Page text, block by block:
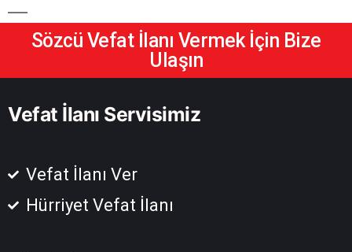
Sözcü Vefat İlanı Vermek İçin Bize
Ulaşın
Vefat İlanı Servisimiz
Vefat İlanı Ver
Hürriyet Vefat İlanı